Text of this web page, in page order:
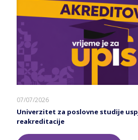
07/07/2026
Univerzitet za poslovne studije
reakreditacije